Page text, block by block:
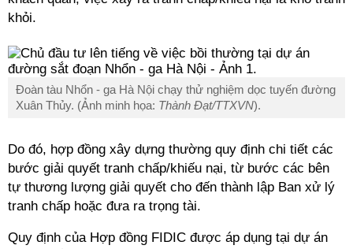
khỏi.
Đoàn tàu Nhổn - ga Hà Nội chạy thử nghiệm dọc tuyến đường
Xuân Thủy. (Ảnh minh họa: Thành Đạt/TTXVN).
Do đó, hợp đồng xây dựng thường quy định chi tiết các
bước giải quyết tranh chấp/khiếu nại, từ bước các bên
tự thương lượng giải quyết cho đến thành lập Ban xử lý
tranh chấp hoặc đưa ra trọng tài.
Quy định của Hợp đồng FIDIC được áp dụng tại dự án